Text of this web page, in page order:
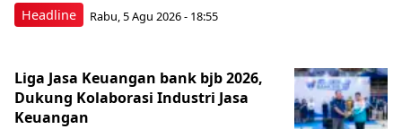
Headline Rabu, 5 Agu 2026 - 18:55
Liga Jasa Keuangan bank bjb 2026,
Dukung Kolaborasi Industri Jasa
Keuangan